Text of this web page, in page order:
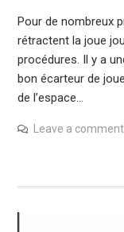
Pour de nombreux
rétractent la joue
procédures. Il y a
bon écarteur de
de l’espace…
Leave a comment